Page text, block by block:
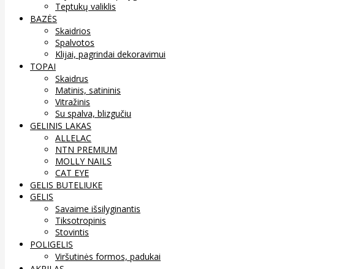
Teptukų valiklis
BAZĖS
Skaidrios
Spalvotos
Klijai, pagrindai dekoravimui
TOPAI
Skaidrus
Matinis, satininis
Vitražinis
Su spalva, blizgučiu
GELINIS LAKAS
ALLELAC
NTN PREMIUM
MOLLY NAILS
CAT EYE
GELIS BUTELIUKE
GELIS
Savaime išsilyginantis
Tiksotropinis
Stovintis
POLIGELIS
Viršutinės formos, padukai